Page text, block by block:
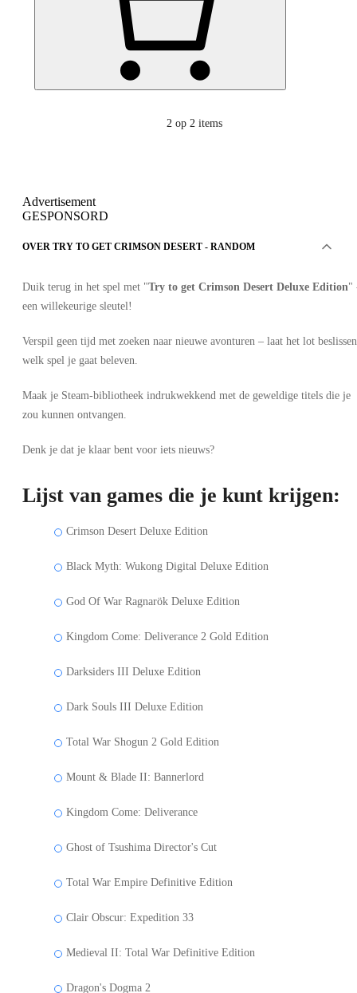
2 op 2 items
Advertisement
GESPONSORD
OVER TRY TO GET CRIMSON DESERT - RANDOM
Duik terug in het spel met "Try to get Crimson Desert Deluxe Edition"
een willekeurige sleutel!
Verspil geen tijd met zoeken naar nieuwe avonturen – laat het lot beslissen
welk spel je gaat beleven.
Maak je Steam-bibliotheek indrukwekkend met de geweldige titels die je
zou kunnen ontvangen.
Denk je dat je klaar bent voor iets nieuws?
Lijst van games die je kunt krijgen:
Crimson Desert Deluxe Edition
Black Myth: Wukong Digital Deluxe Edition
God Of War Ragnarök Deluxe Edition
Kingdom Come: Deliverance 2 Gold Edition
Darksiders III Deluxe Edition
Dark Souls III Deluxe Edition
Total War Shogun 2 Gold Edition
Mount & Blade II: Bannerlord
Kingdom Come: Deliverance
Ghost of Tsushima Director's Cut
Total War Empire Definitive Edition
Clair Obscur: Expedition 33
Medieval II: Total War Definitive Edition
Dragon's Dogma 2